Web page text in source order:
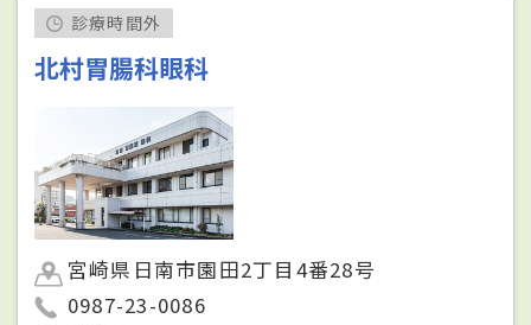
診療時間外
北村胃腸科眼科
宮崎県日南市園田2丁目4番28号
0987-23-0086